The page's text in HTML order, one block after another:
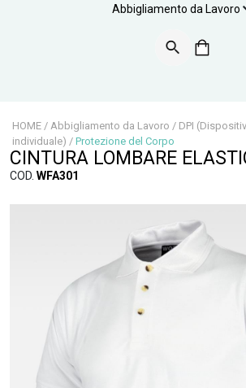
Abbigliamento da Lavoro
HOME / Abbigliamento da Lavoro / DPI
individuale) / Protezione del Corpo
CINTURA LOMBARE
COD. WFA301